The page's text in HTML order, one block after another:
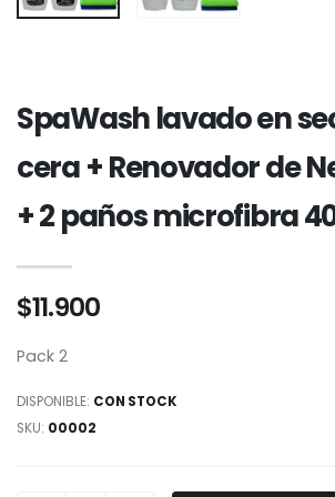
SpaWash lavado en
cera + Renovador de
+ 2 paños microfibra
$11.900
Pack 2
DISPONIBLE: CON STOCK
SKU: 00002